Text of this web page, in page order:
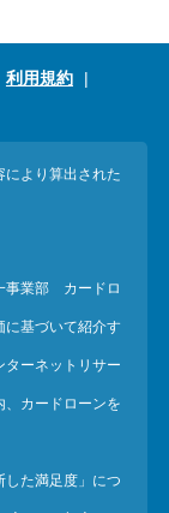
利用規約
により算出された
事業部 カードロ
に基づいて紹介す
ターネットリサー
、カードローンを
した満足度」につ